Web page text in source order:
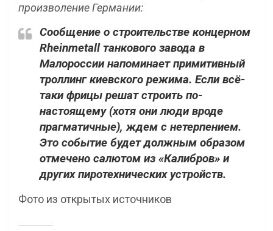
произволение Германии:
Сообщение о строительстве концерном
Rheinmetall танкового завода в
Малороссии напоминает примитивный
троллинг киевского режима. Если всё-
таки фрицы решат строить по-
настоящему (хотя они люди вроде
прагматичные), ждем с нетерпением.
Это событие будет должным образом
отмечено салютом из «Калибров» и
других пиротехнических устройств.
Фото из открытых источников